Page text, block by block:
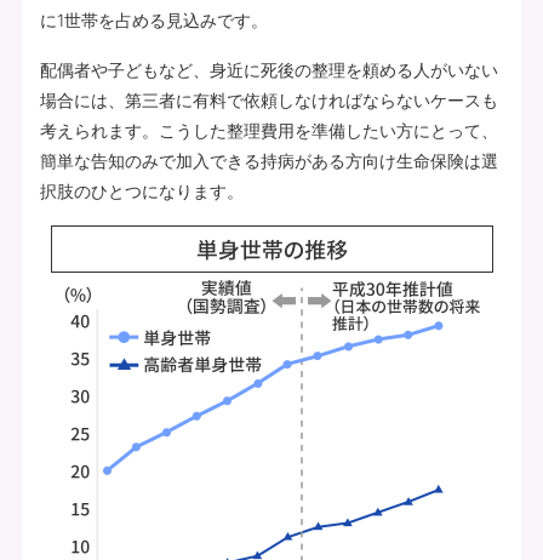
に1世帯を占める見込みです。
配偶者や子どもなど、身近に死後の整理を頼める人がいない
場合には、第三者に有料で依頼しなければならないケースも
考えられます。こうした整理費用を準備したい方にとって、
簡単な告知のみで加入できる持病がある方向け生命保険は選
択肢のひとつになります。